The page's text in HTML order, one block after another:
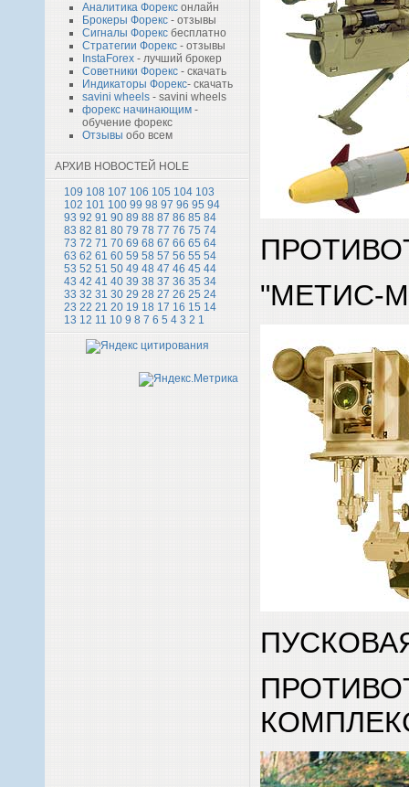
Аналитика Форекс онлайн
Брокеры Форекс - отзывы
Сигналы Форекс бесплатно
Стратегии Форекс - отзывы
InstaForex - лучший брокер
Советники Форекс - скачать
Индикаторы Форекс- скачать
savini wheels - savini wheels
форекс начинающим -
обучение форекс
Отзывы обо всем
АРХИВ НОВОСТЕЙ HOLE
109 108 107 106 105 104 103
102 101 100 99 98 97 96 95 94
93 92 91 90 89 88 87 86 85 84
83 82 81 80 79 78 77 76 75 74
73 72 71 70 69 68 67 66 65 64
63 62 61 60 59 58 57 56 55 54
53 52 51 50 49 48 47 46 45 44
43 42 41 40 39 38 37 36 35 34
33 32 31 30 29 28 27 26 25 24
23 22 21 20 19 18 17 16 15 14
13 12 11 10 9 8 7 6 5 4 3 2 1
"МЕТИС-